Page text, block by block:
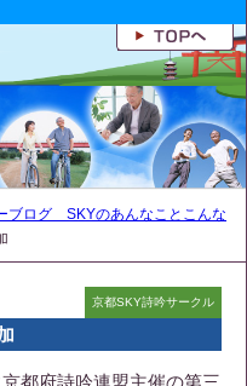
ブログ SKYのあんなことこんな
京都SKY詩吟サークル